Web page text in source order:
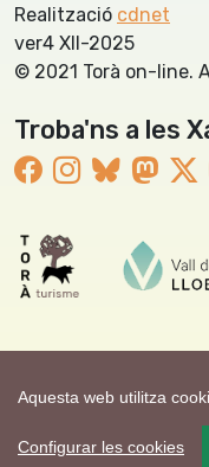
Aquesta web utilitza
Configurar les cookies
Realització cdnet
ver4 XII-2025
© 2021 Torà on-line.
Troba'ns a les